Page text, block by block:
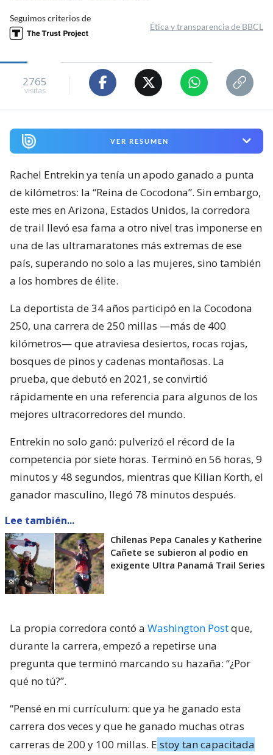
Seguimos criterios de
Ética y transparencia de BBCL
2765
visitas
VER RESUMEN
Rachel Entrekin ya tenía un apodo ganado a punta
de kilómetros: la “Reina de Cocodona”. Sin embargo,
este mes en Arizona, Estados Unidos, la corredora
de trail llevó esa fama a otro nivel tras imponerse en
una de las ultramaratones más extremas de ese
país, superando no solo a las mujeres, sino también
a los hombres de élite.
La deportista de 34 años participó en la Cocodona
250, una carrera de 250 millas —más de 400
kilómetros— que atraviesa desiertos, rocas rojas,
bosques de pinos y cadenas montañosas. La
prueba, que debutó en 2021, se convirtió
rápidamente en una referencia para algunos de los
mejores ultracorredores del mundo.
Entrekin no solo ganó: pulverizó el récord de la
competencia por siete horas. Terminó en 56 horas, 9
minutos y 48 segundos, mientras que Kilian Korth, el
ganador masculino, llegó 78 minutos después.
Lee también...
Chilenas Pepa Canales y Katherine
Cañete se subieron al podio en
exigente Ultra Panamá Trail Series
La propia corredora contó a Washington Postque,
durante la carrera, empezó a repetirse una
pregunta que terminó marcando su hazaña: “¿Por
qué no tú?”.
“Pensé en mi currículum: que ya he ganado esta
carrera dos veces y que he ganado muchas otras
carreras de 200 y 100 millas. E stoy tan capacitada